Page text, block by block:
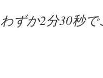
ずか2分30秒